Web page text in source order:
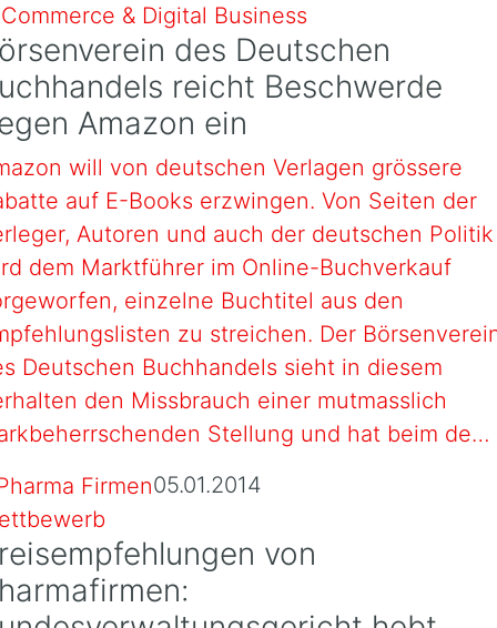
& Digital Business
des Deutschen
reicht Beschwerde
Amazon ein
will von deutschen Verlagen grössere
auf E-Books erzwingen. Von Seiten der
Autoren und auch der deutschen Politik
dem Marktführer im Online-Buchverkauf
einzelne Buchtitel aus den
zu streichen. Der
Deutschen Buchhandels sieht in diesem
den Missbrauch einer mutmasslich
Stellung und hat beim de…
05.01.2014
von